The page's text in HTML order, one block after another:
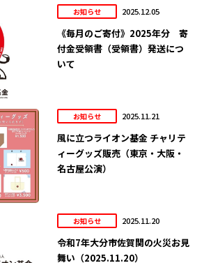
お知らせ 2025.12.05
《毎月のご寄付》2025年分 寄
付金受領書（受領書）発送につ
いて
お知らせ 2025.11.21
風に立つライオン基金 チャリテ
ィーグッズ販売（東京・大阪・
名古屋公演）
お知らせ 2025.11.20
令和7年大分市佐賀関の火災お見
舞い（2025.11.20）